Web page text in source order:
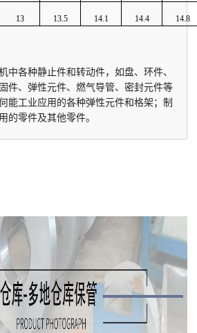
13 13.5 14.1 14.4 14.8
中各种静止件和转动件，如盘、环件、
件、弹性元件、燃气导管、密封元件等
能工业应用的各种弹性元件和格架；制
的零件及其他零件。